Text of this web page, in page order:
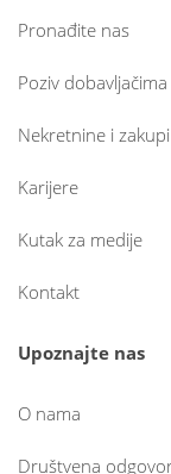
Pronađite nas
Poziv dobavljačima
Nekretnine i zakupi
Karijere
Kutak za medije
Kontakt
Upoznajte nas
O nama
Društvena